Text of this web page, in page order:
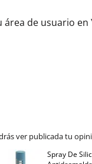
de usuario en
ver publicada tu
Spray De